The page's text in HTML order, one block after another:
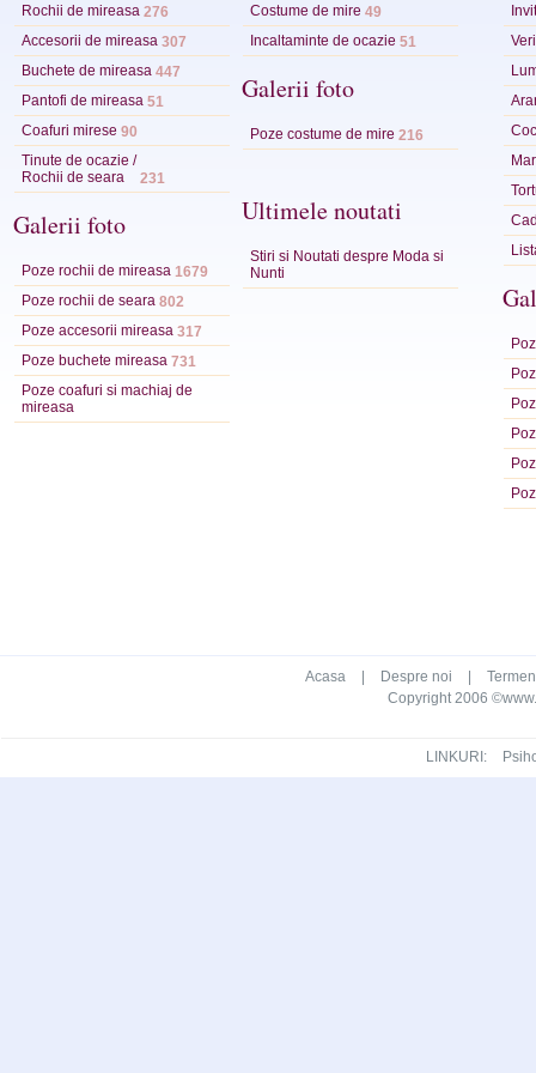
Rochii de mireasa 276
Accesorii de mireasa 307
Buchete de mireasa 447
Pantofi de mireasa 51
Coafuri mirese 90
Tinute de ocazie /
Rochii de seara
231
Galerii foto
Poze rochii de mireasa 1679
Poze rochii de seara 802
Poze accesorii mireasa 317
Poze buchete mireasa 731
Poze coafuri si machiaj de
mireasa
Costume de mire 49
Incaltaminte de ocazie 51
Galerii foto
Poze costume de mire 216
Ultimele noutati
Stiri si Noutati despre Moda si
Nunti
Acasa Despre noi
Copyright 2006
LINKURI: